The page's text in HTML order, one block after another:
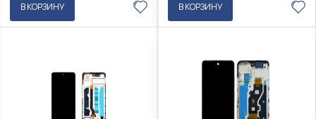
В КОРЗИНУ В КОРЗИНУ